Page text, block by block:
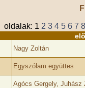
oldalak: 1 2 3 4 5 6 7 8
Nagy Zoltán
Egyszólam együttes
Agócs Gergely, Juhász